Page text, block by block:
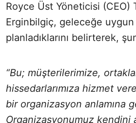
Royce Üst Yöneticisi (CEO)
Erginbilgiç, geleceğe
planladıklarını belirterek,
“Bu; müşterilerimize,
hissedarlarımıza hizmet
bir organizasyon anlamına
Organizasyonumuz kendini